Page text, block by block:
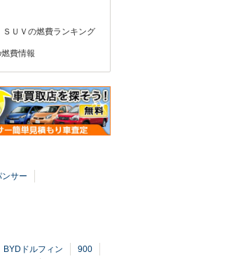
ＳＵＶの燃費ランキング
費情報
ンサー
BYDドルフィン
900